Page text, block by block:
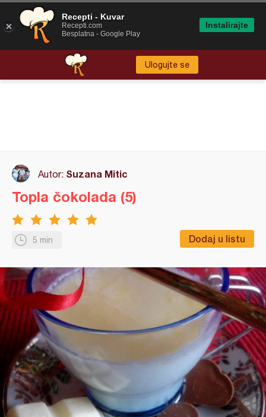
Ulogujte se
Autor: Suzana Mitic
5 min Dodaj u listu
Topla čokolada (5)
Recepti - Kuvar
Recepti.com
Besplatna - Google Play
Instalirajte